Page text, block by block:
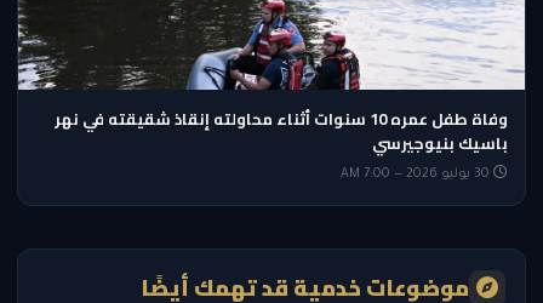
وفاة طفل عمره 10 سنوات أثناء محاولته إنقاذ شقيقته في نهر
باسيك بنيوجيرسي
موضوعات خدمية قد تهمك أيضًا